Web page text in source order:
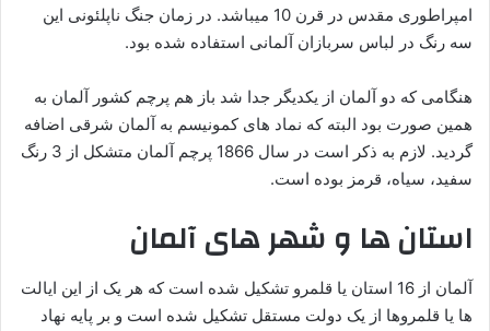
امپراطوری مقدس در قرن 10 میباشد. در زمان جنگ ناپلئونی این
سه رنگ در لباس سربازان آلمانی استفاده شده بود.
هنگامی که دو آلمان از یکدیگر جدا شد باز هم پرچم کشور آلمان به
همین صورت بود البته که نماد های کمونیسم به آلمان شرقی اضافه
گردید. لازم به ذکر است در سال 1866 پرچم آلمان متشکل از 3 رنگ
سفید، سیاه، قرمز بوده است.
استان ها و شهر های آلمان
آلمان از 16 استان یا قلمرو تشکیل شده است که هر یک از این ایالت
ها یا قلمروها از یک دولت مستقل تشکیل شده است و بر پایه نهاد